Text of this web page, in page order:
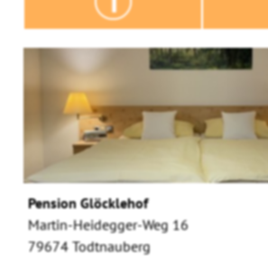
Pension Glöcklehof
Martin-Heidegger-Weg 16
79674 Todtnauberg